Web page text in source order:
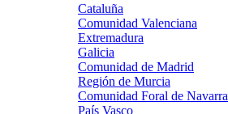
Cataluña
Comunidad Valenciana
Extremadura
Galicia
Comunidad de Madrid
Región de Murcia
Comunidad Foral de Navarra
País Vasco